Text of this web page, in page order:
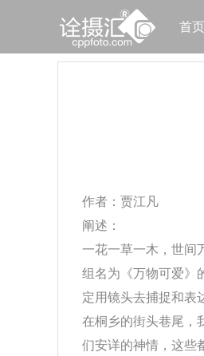
首页
作者：贾江凡
阐述：
一花一草一木，世间
组名为《万物可爱》
定用镜头去捕捉和表
在桐乡的街头巷尾，
们安详的神情，这些